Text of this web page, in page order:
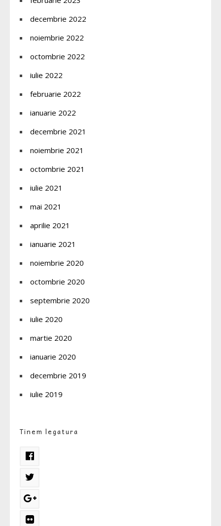
decembrie 2022
noiembrie 2022
octombrie 2022
iulie 2022
februarie 2022
ianuarie 2022
decembrie 2021
noiembrie 2021
octombrie 2021
iulie 2021
mai 2021
aprilie 2021
ianuarie 2021
noiembrie 2020
octombrie 2020
septembrie 2020
iulie 2020
martie 2020
ianuarie 2020
decembrie 2019
iulie 2019
Tinem legatura